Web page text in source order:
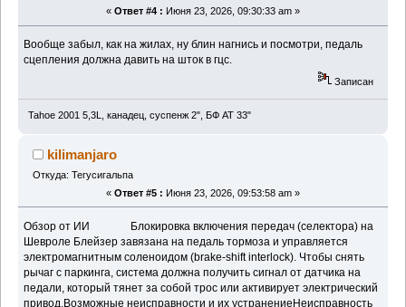
« Ответ #4 : Июня 23, 2026, 09:30:33 am »
Вообще забыл, как на жилах, ну блин нагнись и посмотри, педаль
сцепления должна давить на шток в гцс.
Записан
Tahoe 2001 5,3L, канадец, суспенж 2", БФ АТ 33"
kilimanjaro
Откуда: Тегусигальпа
« Ответ #5 : Июня 23, 2026, 09:53:58 am »
Обзор от ИИ Блокировка включения передач (селектора) на
Шевроле Блейзер завязана на педаль тормоза и управляется
электромагнитным соленоидом (brake-shift interlock). Чтобы снять
рычаг с паркинга, система должна получить сигнал от датчика на
педали, который тянет за собой трос или активирует электрический
привод.Возможные неисправности и их устранениеНеисправность